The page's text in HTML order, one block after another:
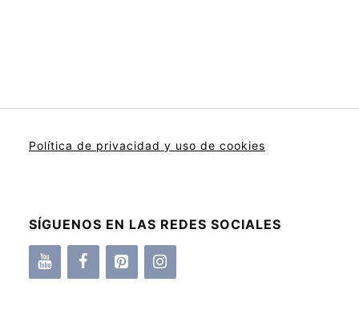
Política de privacidad y uso de cookies
SÍGUENOS EN LAS REDES SOCIALES